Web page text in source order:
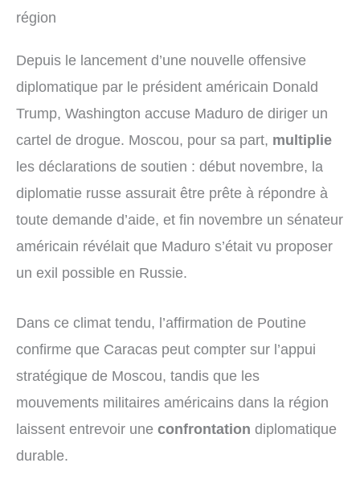
région
Depuis le lancement d’une nouvelle offensive
diplomatique par le président américain Donald
Trump, Washington accuse Maduro de diriger un
cartel de drogue. Moscou, pour sa part, multiplie
les déclarations de soutien : début novembre, la
diplomatie russe assurait être prête à répondre à
toute demande d’aide, et fin novembre un sénateur
américain révélait que Maduro s’était vu proposer
un exil possible en Russie.
Dans ce climat tendu, l’affirmation de Poutine
confirme que Caracas peut compter sur l’appui
stratégique de Moscou, tandis que les
mouvements militaires américains dans la région
laissent entrevoir une confrontation diplomatique
durable.